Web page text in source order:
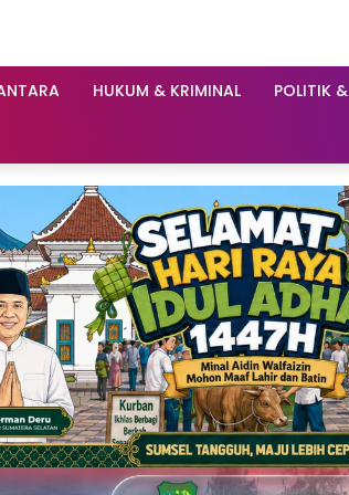
HUKUM & KRIMINAL POLITIK